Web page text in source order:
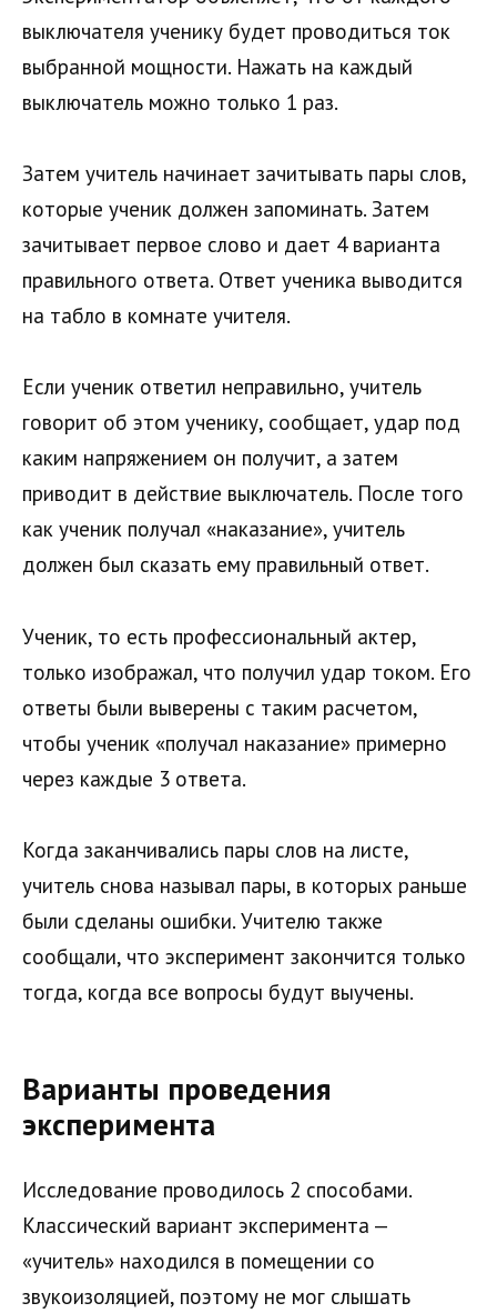
выключателя ученику будет проводиться ток
выбранной мощности. Нажать на каждый
выключатель можно только 1 раз.
Затем учитель начинает зачитывать пары слов,
которые ученик должен запоминать. Затем
зачитывает первое слово и дает 4 варианта
правильного ответа. Ответ ученика выводится
на табло в комнате учителя.
Если ученик ответил неправильно, учитель
говорит об этом ученику, сообщает, удар под
каким напряжением он получит, а затем
приводит в действие выключатель. После того
как ученик получал «наказание», учитель
должен был сказать ему правильный ответ.
Ученик, то есть профессиональный актер,
только изображал, что получил удар током. Его
ответы были выверены с таким расчетом,
чтобы ученик «получал наказание» примерно
через каждые 3 ответа.
Когда заканчивались пары слов на листе,
учитель снова называл пары, в которых раньше
были сделаны ошибки. Учителю также
сообщали, что эксперимент закончится только
тогда, когда все вопросы будут выучены.
Варианты проведения
эксперимента
Исследование проводилось 2 способами.
Классический вариант эксперимента —
«учитель» находился в помещении со
звукоизоляцией, поэтому не мог слышать